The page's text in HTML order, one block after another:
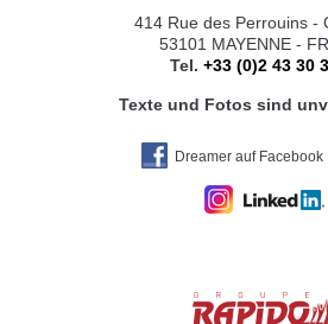
414 Rue des Perrouins -
53101 MAYENNE -
Tel. +33 (0)2 43 30
Texte und Fotos sind
Dreamer auf Facebook